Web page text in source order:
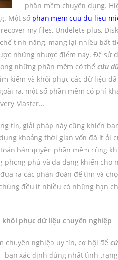
phần mềm chuyên dụng.
Một số phan mem cuu du lieu
my files, Undelete plus,
tính năng, mang lại nhiều bất
những nhược điểm này. Để sử
những phần mềm có thể cứu
kiếm và khôi phục các dữ liệu
ra, một số phần mềm có phí
Master…
tin, giải pháp này cũng khiến
khoảng thời gian vốn đã ít ỏi
bản quyền phần mềm cũng
phong phú và đa dạng khiến cho
ra các phán đoán để tìm và
đều ít nhiều có những hạn
phục dữ liệu chuyên nghiệp
chuyên nghiệp uy tín, cơ hội để
bạn xác định đúng nhất tình